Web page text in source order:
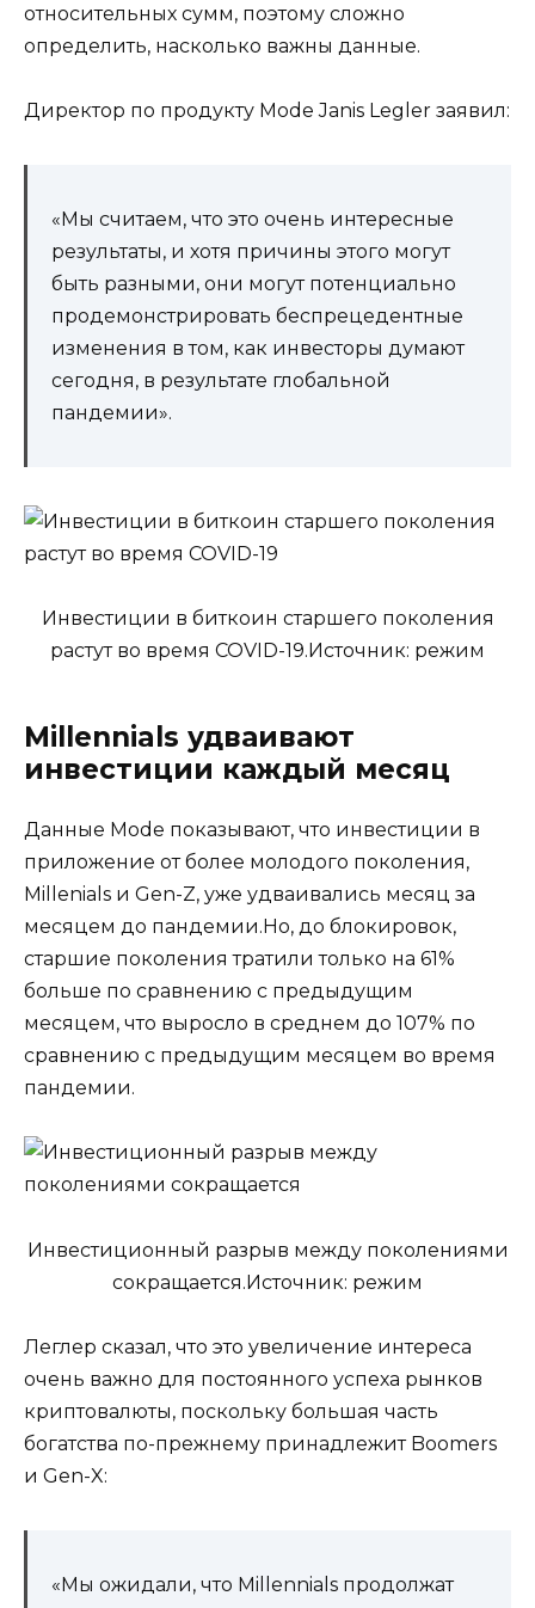
относительных сумм, поэтому сложно
определить, насколько важны данные.
Директор по продукту Mode Janis Legler заявил:
«Мы считаем, что это очень интересные
результаты, и хотя причины этого могут
быть разными, они могут потенциально
продемонстрировать беспрецедентные
изменения в том, как инвесторы думают
сегодня, в результате глобальной
пандемии».
Инвестиции в биткоин старшего поколения
растут во время COVID-19.Источник: режим
Millennials удваивают
инвестиции каждый месяц
Данные Mode показывают, что инвестиции в
приложение от более молодого поколения,
Millenials и Gen-Z, уже удваивались месяц за
месяцем до пандемии.Но, до блокировок,
старшие поколения тратили только на 61%
больше по сравнению с предыдущим
месяцем, что выросло в среднем до 107% по
сравнению с предыдущим месяцем во время
пандемии.
Инвестиционный разрыв между поколениями
сокращается.Источник: режим
Леглер сказал, что это увеличение интереса
очень важно для постоянного успеха рынков
криптовалюты, поскольку большая часть
богатства по-прежнему принадлежит Boomers
и Gen-X:
«Мы ожидали, что Millennials продолжат